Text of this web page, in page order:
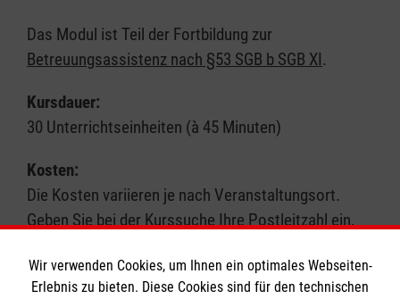
Das Modul ist Teil der Fortbildung zur
Betreuungsassistenz nach §53 SGB b SGB XI.
Kursdauer:
30 Unterrichtseinheiten (à 45 Minuten)
Kosten:
Die Kosten variieren je nach Veranstaltungsort.
Geben Sie bei der Kurssuche Ihre Postleitzahl ein,
akzeptieren in der Regel Bildungsgutscheine.
Wir verwenden Cookies, um Ihnen ein optimales Webseiten-
Erlebnis zu bieten. Diese Cookies sind für den technischen